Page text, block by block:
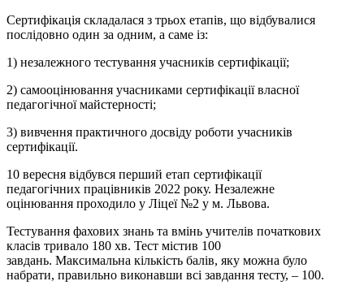
Сертифікація складалася з трьох етапів, що відбувалися
послідовно один за одним, а саме із:
1) незалежного тестування учасників сертифікації;
2) самооцінювання учасниками сертифікації власної
педагогічної майстерності;
3) вивчення практичного досвіду роботи учасників
сертифікації.
10 вересня відбувся перший етап сертифікації
педагогічних працівників 2022 року. Незалежне
оцінювання проходило у Ліцеї №2 у м. Львова.
Тестування фахових знань та вмінь учителів початкових
класів тривало 180 хв. Тест містив 100
завдань. Максимальна кількість балів, яку можна було
набрати, правильно виконавши всі завдання тесту, – 100.